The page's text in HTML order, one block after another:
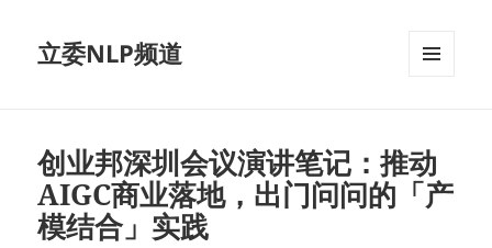
立委NLP频道
创业邦深圳会议演讲笔记：推动
AIGC商业落地，出门问问的「产
模结合」实践